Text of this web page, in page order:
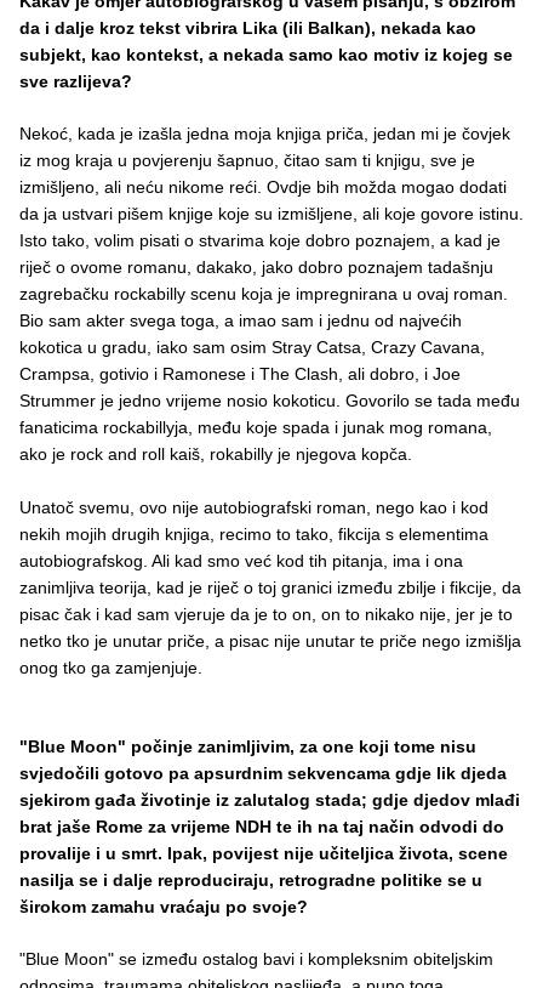
da i dalje kroz tekst vibrira Lika (ili Balkan), nekada kao
subjekt, kao kontekst, a nekada samo kao motiv iz kojeg se
sve razlijeva?
Nekoć, kada je izašla jedna moja knjiga priča, jedan mi je čovjek
iz mog kraja u povjerenju šapnuo, čitao sam ti knjigu, sve je
izmišljeno, ali neću nikome reći. Ovdje bih možda mogao dodati
da ja ustvari pišem knjige koje su izmišljene, ali koje govore istinu.
Isto tako, volim pisati o stvarima koje dobro poznajem, a kad je
riječ o ovome romanu, dakako, jako dobro poznajem tadašnju
zagrebačku rockabilly scenu koja je impregnirana u ovaj roman.
Bio sam akter svega toga, a imao sam i jednu od najvećih
kokotica u gradu, iako sam osim Stray Catsa, Crazy Cavana,
Crampsa, gotivio i Ramonese i The Clash, ali dobro, i Joe
Strummer je jedno vrijeme nosio kokoticu. Govorilo se tada među
fanaticima rockabillyja, među koje spada i junak mog romana,
ako je rock and roll kaiš, rokabilly je njegova kopča.
Unatoč svemu, ovo nije autobiografski roman, nego kao i kod
nekih mojih drugih knjiga, recimo to tako, fikcija s elementima
autobiografskog. Ali kad smo već kod tih pitanja, ima i ona
zanimljiva teorija, kad je riječ o toj granici između zbilje i fikcije, da
pisac čak i kad sam vjeruje da je to on, on to nikako nije, jer je to
netko tko je unutar priče, a pisac nije unutar te priče nego izmišlja
onog tko ga zamjenjuje.
"Blue Moon" počinje zanimljivim, za one koji tome nisu
svjedočili gotovo pa apsurdnim sekvencama gdje lik djeda
sjekirom gađa životinje iz zalutalog stada; gdje djedov mlađi
brat jaše Rome za vrijeme NDH te ih na taj način odvodi do
provalije i u smrt. Ipak, povijest nije učiteljica života, scene
nasilja se i dalje reproduciraju, retrogradne politike se u
širokom zamahu vraćaju po svoje?
"Blue Moon" se između ostalog bavi i kompleksnim obiteljskim